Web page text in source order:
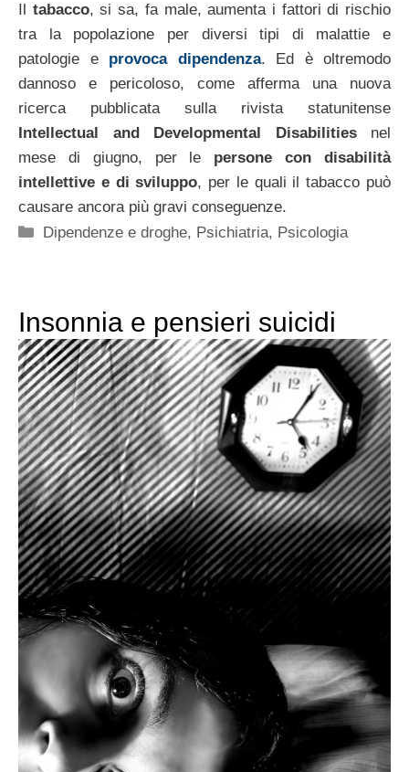
Il tabacco, si sa, fa male, aumenta i fattori di rischio
tra la popolazione per diversi tipi di malattie e
patologie e provoca dipendenza. Ed è oltremodo
dannoso e pericoloso, come afferma una nuova
ricerca pubblicata sulla rivista statunitense
Intellectual and Developmental Disabilitiesnel
mese di giugno, per le persone con disabilità
intellettive e di sviluppo, per le quali il tabacco può
causare ancora più gravi conseguenze.
Categorie
Dipendenze e droghe, Psichiatria, Psicologia
Insonnia e pensieri suicidi